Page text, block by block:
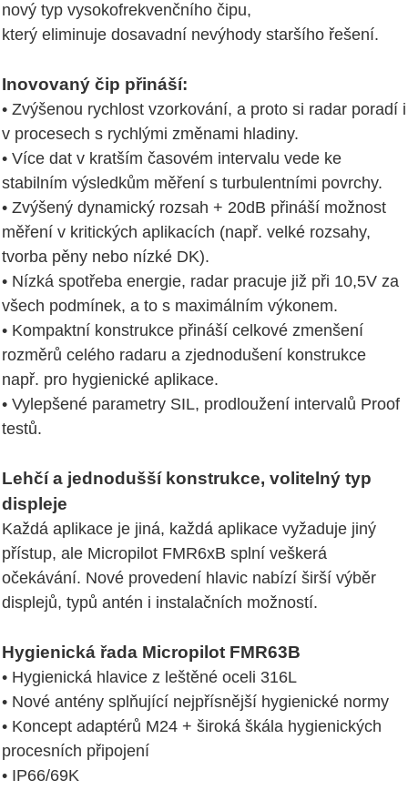
nový typ vysokofrekvenčního čipu,
který eliminuje dosavadní nevýhody staršího řešení.
Inovovaný čip přináší:
• Zvýšenou rychlost vzorkování, a proto si radar poradí i
v procesech s rychlými změnami hladiny.
• Více dat v kratším časovém intervalu vede ke
stabilním výsledkům měření s turbulentními povrchy.
• Zvýšený dynamický rozsah + 20dB přináší možnost
měření v kritických aplikacích (např. velké rozsahy,
tvorba pěny nebo nízké DK).
• Nízká spotřeba energie, radar pracuje již při 10,5V za
všech podmínek, a to s maximálním výkonem.
• Kompaktní konstrukce přináší celkové zmenšení
rozměrů celého radaru a zjednodušení konstrukce
např. pro hygienické aplikace.
• Vylepšené parametry SIL, prodloužení intervalů Proof
testů.
Lehčí a jednodušší konstrukce, volitelný typ
displeje
Každá aplikace je jiná, každá aplikace vyžaduje jiný
přístup, ale Micropilot FMR6xB splní veškerá
očekávání. Nové provedení hlavic nabízí širší výběr
displejů, typů antén i instalačních možností.
Hygienická řada Micropilot FMR63B
• Hygienická hlavice z leštěné oceli 316L
• Nové antény splňující nejpřísnější hygienické normy
• Koncept adaptérů M24 + široká škála hygienických
procesních připojení
• IP66/69K